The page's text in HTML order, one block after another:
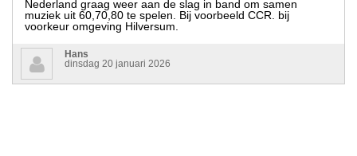
Nederland graag weer aan de slag in band om samen
muziek uit 60,70,80 te spelen. Bij voorbeeld CCR. bij
voorkeur omgeving Hilversum.
Hans
dinsdag 20 januari 2026